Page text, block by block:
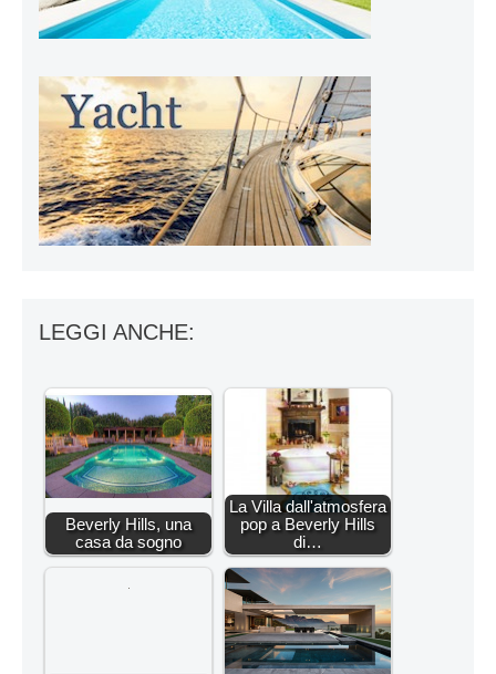
LEGGI ANCHE:
Beverly Hills, una
casa da sogno
La Villa dall'atmosfera
pop a Beverly Hills
di…